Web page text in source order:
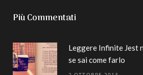
Più Commentati
Leggere Infinite Jest
se sai come farlo